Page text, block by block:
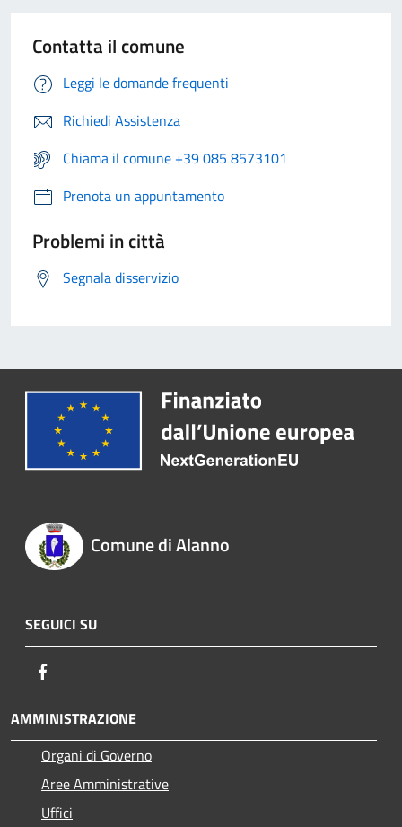
Contatta il comune
Leggi le domande frequenti
Richiedi Assistenza
Chiama il comune +39 085 8573101
Prenota un appuntamento
Problemi in città
Segnala disservizio
Comune di Alanno
SEGUICI SU
AMMINISTRAZIONE
Organi di Governo
Aree Amministrative
Uffici